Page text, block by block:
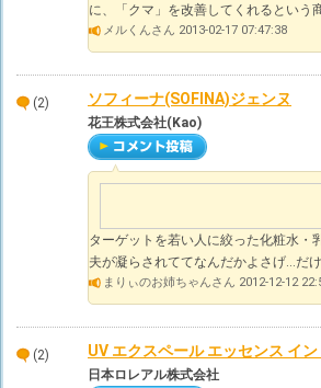
に、「クマ」を改善してくれるという
メルくんさん 2013-02-17 07:47:38
(2) ソフィーナ(SOFINA)ジェンヌ
花王株式会社(Kao)
ターゲットを若い人に絞った化粧水・
夫が凝らされててなんだかよさげ…だけ
まりぃのお姉ちゃんさん 2012-12-12
(2) UV エクスペール エッセンス イン
日本ロレアル株式会社